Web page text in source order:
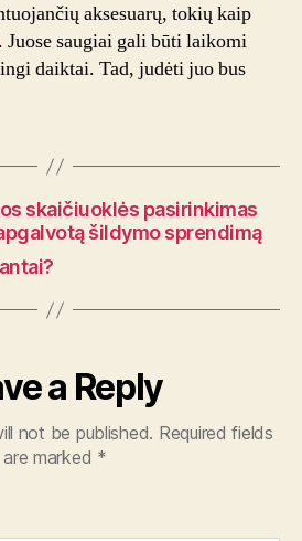
aksesuarų, tokių kaip
. Juose saugiai gali būti laikomi
daiktai. Tad, judėti juo bus
skaičiuoklės pasirinkimas
šildymo sprendimą
a Reply
not be published. Required fields
are marked *